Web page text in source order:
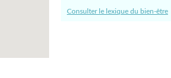
Consulter le lexique du bien-être